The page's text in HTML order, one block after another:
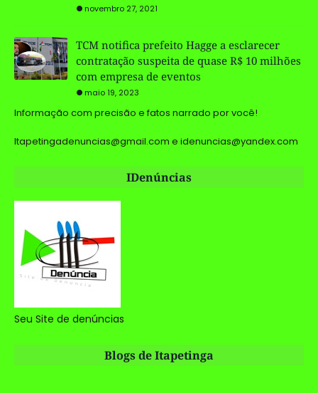
novembro 27, 2021
TCM notifica prefeito Hagge a esclarecer
contratação suspeita de quase R$ 10 milhões
com empresa de eventos
maio 19, 2023
Informação com precisão e fatos narrado por você!
Itapetingadenuncias@gmail.com e idenuncias@yandex.com
IDenúncias
Seu Site de denúncias
Blogs de Itapetinga